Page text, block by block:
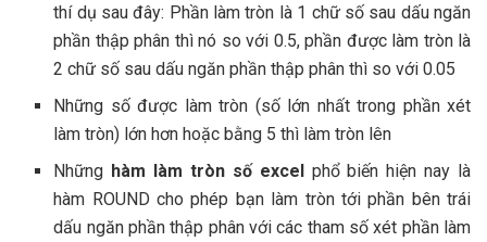
thí dụ sau đây: Phần làm tròn là 1 chữ số sau dấu ngăn
phần thập phân thì nó so với 0.5, phần được làm tròn là
2 chữ số sau dấu ngăn phần thập phân thì so với 0.05
Những số được làm tròn (số lớn nhất trong phần xét
làm tròn) lớn hơn hoặc bằng 5 thì làm tròn lên
Những hàm làm tròn số excelphổ biến hiện nay là
hàm ROUND cho phép bạn làm tròn tới phần bên trái
dấu ngăn phần thập phân với các tham số xét phần làm